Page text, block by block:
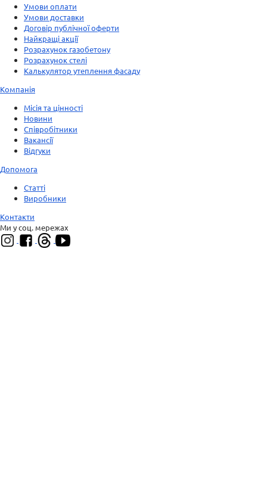
Умови оплати
Умови доставки
Договір публічної оферти
Найкращі акції
Розрахунок газобетону
Розрахунок стелі
Калькулятор утеплення фасаду
Компанія
Місія та цінності
Новини
Співробітники
Вакансії
Відгуки
Допомога
Статті
Виробники
Контакти
Ми у соц. мережах